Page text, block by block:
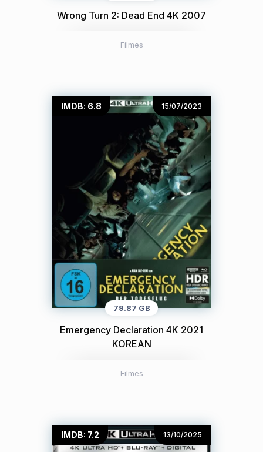
Wrong Turn 2: Dead End 4K 2007
Filmes
IMDB: 6.8 15/07/2023
79.87 GB
Emergency Declaration 4K 2021
KOREAN
Filmes
IMDB: 7.2 13/10/2025